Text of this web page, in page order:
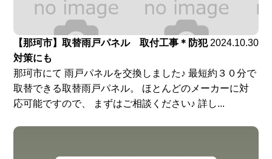
【那珂市】取替雨戸パネル 取付工事＊防犯
対策にも
2024.10.30
那珂市にて 雨戸パネルを交換しました♪ 最短約３０分で
取替できる取替雨戸パネル。 ほとんどのメーカーに対
応可能ですので、 まずはご相談ください♪ 詳し...